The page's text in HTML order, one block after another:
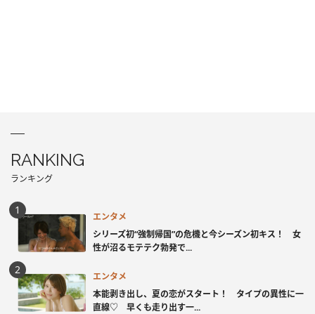
RANKING
ランキング
エンタメ
シリーズ初“強制帰国”の危機と今シーズン初キス！ 女
性が沼るモテテク勃発で...
エンタメ
本能剥き出し、夏の恋がスタート！ タイプの異性に一
直線♡ 早くも走り出す一...